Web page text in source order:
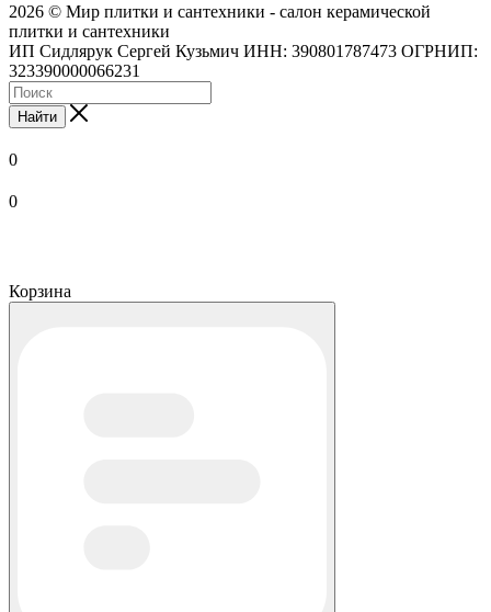
2026 © Мир плитки и сантехники - салон керамической
плитки и сантехники
ИП Сидлярук Сергей Кузьмич ИНН: 390801787473 ОГРНИП:
323390000066231
Найти
0
0
Корзина